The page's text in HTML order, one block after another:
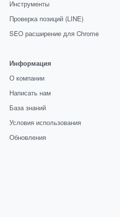
Инструменты
Проверка позиций (LINE)
SEO расширение для Chrome
Информация
О компании
Написать нам
База знаний
Условия использования
Обновления